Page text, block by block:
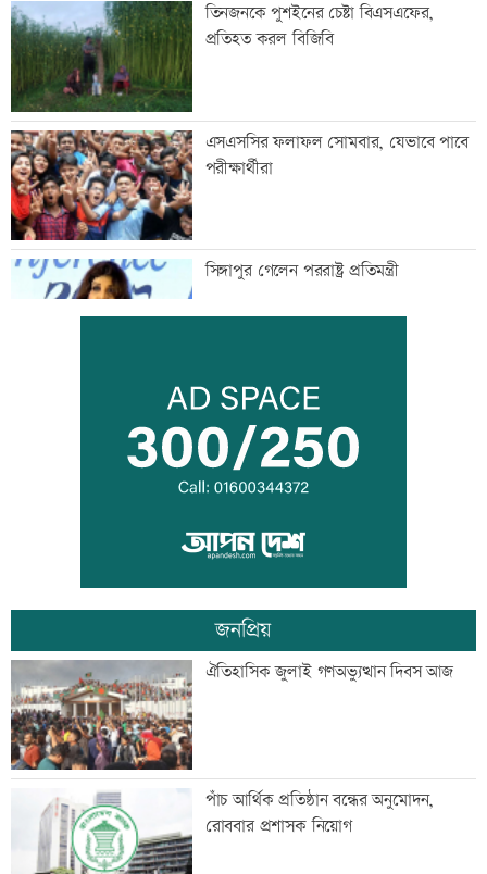
তিনজনকে পুশইনের চেষ্টা বিএসএফের,
প্রতিহত করল বিজিবি
এসএসসির ফলাফল সোমবার, যেভাবে পাবে
পরীক্ষার্থীরা
সিঙ্গাপুর গেলেন পররাষ্ট্র প্রতিমন্ত্রী
মাতারবাড়ি পৌঁছেছেন প্রধানমন্ত্রী
ওবায়দুল কাদেরসহ ৭ আসামির বিরুদ্ধে
ট্রাইব্যুনালে তৃতীয় দিনের যুক্তিতর্ক আজ
বিদেশ পালানোর সময় বড় সাজ্জাদের ভাই
আটক
বাবাকে শেষ বিদায় জানাতে রোজারিওতে
মেসি
জনপ্রিয়
ঐতিহাসিক জুলাই গণঅভ্যুত্থান দিবস আজ
পাঁচ আর্থিক প্রতিষ্ঠান বন্ধের অনুমোদন,
রোববার প্রশাসক নিয়োগ